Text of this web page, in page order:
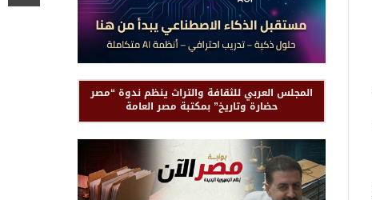
المجلس العربي للثقافة والتراث ينظم ندوة “مصر
حضارة وتاريخ” بمكتبة مصر العامة